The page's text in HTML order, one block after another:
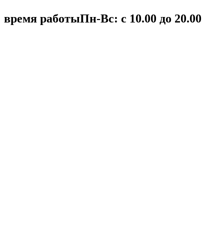
время работыПн-Вс: с 10.00 до 20.00